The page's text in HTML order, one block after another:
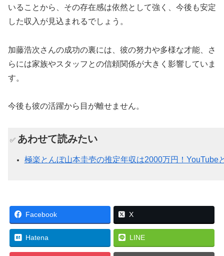
いることから、その存在感は依然として強く、今後も安定
した収入が見込まれるでしょう。
加藤浩次さんの成功の裏には、彼の努力や多様な才能、さ
らには家族やスタッフとの信頼関係が大きく影響していま
す。
今後も彼の活躍から目が離せません。
✅ あわせて読みたい
極楽とんぼ山本圭壱の推定年収は2000万円！YouTube
Facebook X
Hatena LINE